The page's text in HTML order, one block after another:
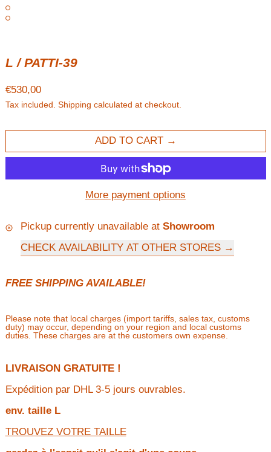
L / PATTI-39
Regular price
€530,00
Tax included. Shipping calculated at checkout.
ADD TO CART
More payment options
Pickup currently unavailable at Showroom
CHECK AVAILABILITY AT OTHER STORES
FREE SHIPPING AVAILABLE!
Please note that local charges (import tariffs, sales tax, customs
duty) may occur, depending on your region and local customs
duties. These charges are at the customers own expense.
LIVRAISON GRATUITE !
Expédition par DHL 3-5 jours ouvrables.
env. taille L
TROUVEZ VOTRE TAILLE